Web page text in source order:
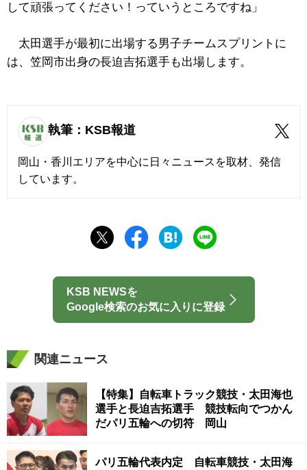
して頑張ってください！っていうところですね」
太田選手が最初に出場する男子チームスプリントに
は、笠岡市出身の長迫吉拓選手も出場します。
執筆：KSB報道
岡山・香川エリアを中心に日々ニュースを取材、発信
しています。
KSB NEWSを
Google検索のお気に入りに登録
関連ニュース
【特集】自転車トラック競技・太田海也
選手と長迫吉拓選手 競技転向でつかん
だパリ五輪への切符 岡山
パリ五輪代表内定 自転車競技・太田海